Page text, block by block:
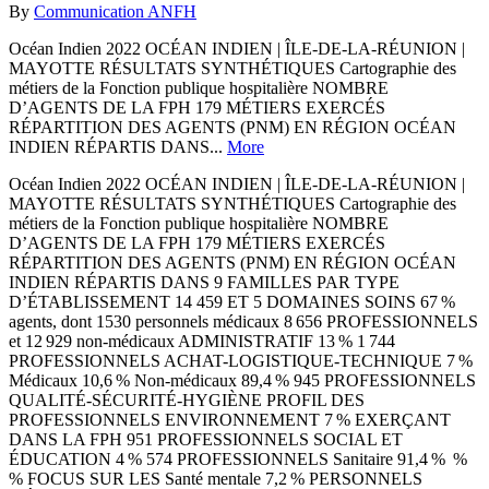
By Communication ANFH
Océan Indien 2022 OCÉAN INDIEN | ÎLE-DE-LA-RÉUNION |
MAYOTTE RÉSULTATS SYNTHÉTIQUES Cartographie des
métiers de la Fonction publique hospitalière NOMBRE
D’AGENTS DE LA FPH 179 MÉTIERS EXERCÉS
RÉPARTITION DES AGENTS (PNM) EN RÉGION OCÉAN
INDIEN RÉPARTIS DANS... More
Océan Indien 2022 OCÉAN INDIEN | ÎLE-DE-LA-RÉUNION |
MAYOTTE RÉSULTATS SYNTHÉTIQUES Cartographie des
métiers de la Fonction publique hospitalière NOMBRE
D’AGENTS DE LA FPH 179 MÉTIERS EXERCÉS
RÉPARTITION DES AGENTS (PNM) EN RÉGION OCÉAN
INDIEN RÉPARTIS DANS 9 FAMILLES PAR TYPE
D’ÉTABLISSEMENT 14 459 ET 5 DOMAINES SOINS 67 %
agents, dont 1530 personnels médicaux 8 656 PROFESSIONNELS
et 12 929 non-médicaux ADMINISTRATIF 13 % 1 744
PROFESSIONNELS ACHAT-LOGISTIQUE-TECHNIQUE 7 %
Médicaux 10,6 % Non-médicaux 89,4 % 945 PROFESSIONNELS
QUALITÉ-SÉCURITÉ-HYGIÈNE PROFIL DES
PROFESSIONNELS ENVIRONNEMENT 7 % EXERÇANT
DANS LA FPH 951 PROFESSIONNELS SOCIAL ET
ÉDUCATION 4 % 574 PROFESSIONNELS Sanitaire 91,4 % %
% FOCUS SUR LES Santé mentale 7,2 % PERSONNELS